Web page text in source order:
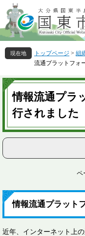
ー
ジ
の
先
頭
す
。
ニ
ュ
ー
を
飛
し
て
トップページ > 組
流通プラットフォ
本
文
情報流通プラ
行されました
ペ
情報流通プラット
近年、インターネット上